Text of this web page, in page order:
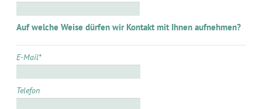
Auf welche Weise dürfen wir Kontakt mit Ihnen aufnehmen?
E-Mail*
Telefon